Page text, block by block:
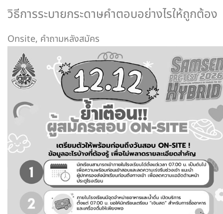
วิธีการระบายกระดาษคำตอบอย่างไรให้ถูกต้อง
Onsite, คำถามหลังสมัคร